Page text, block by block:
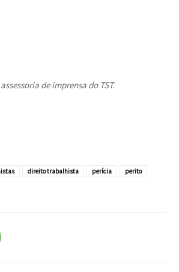
de imprensa do TST.
direito trabalhista perícia
perito